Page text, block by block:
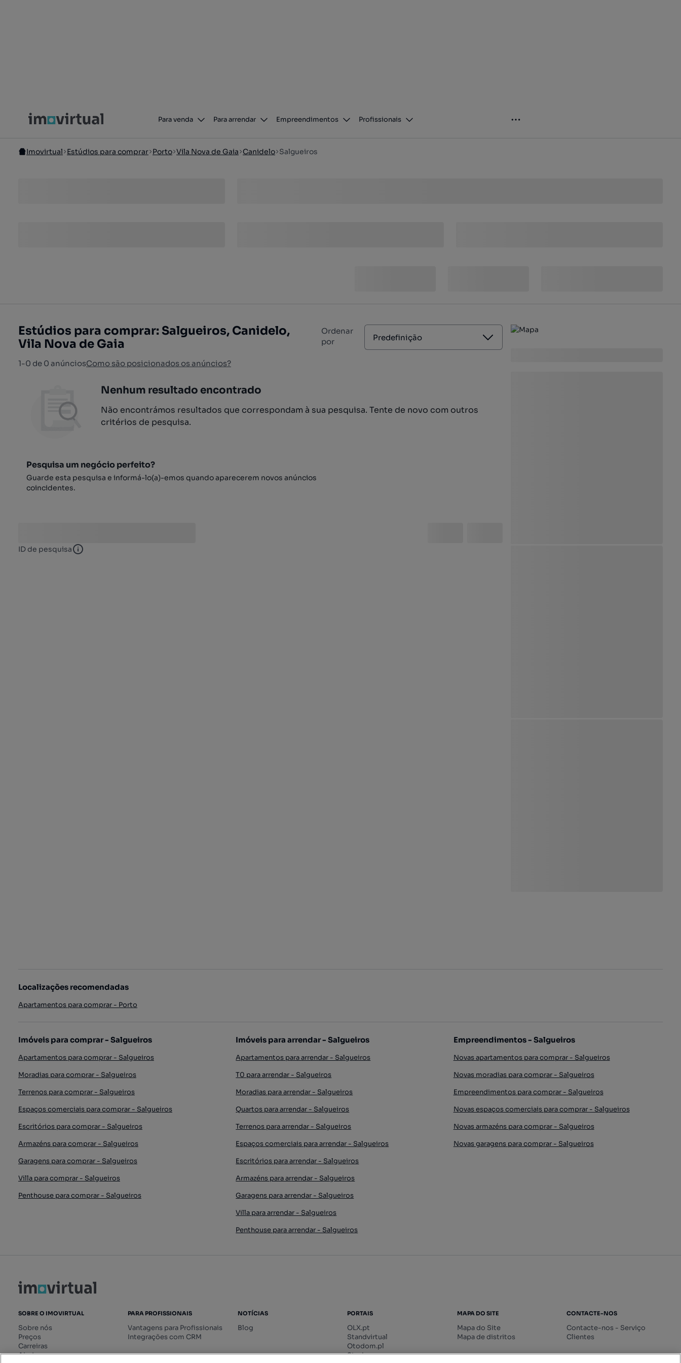
Para venda Para arrendar Empreendimentos Profissionais
Imovirtual Estúdios para comprar Porto Vila Nova de Gaia Canidelo Salgueiros
Estúdios para comprar: Salgueiros, Canidelo,
Vila Nova de Gaia
1-0 de 0 anúnciosComo são posicionados os anúncios?
Ordenar
por
Predefinição
Nenhum resultado encontrado
Não encontrámos resultados que correspondam à sua pesquisa. Tente de novo com outros
critérios de pesquisa.
Pesquisa um negócio perfeito?
Guarde esta pesquisa e informá-lo(a)-emos quando aparecerem novos anúncios
coincidentes.
ID de pesquisa ID de pesquisa
Localizações recomendadas
Apartamentos para comprar - Porto
Imóveis para comprar - Salgueiros
Apartamentos para comprar - Salgueiros
Moradias para comprar - Salgueiros
Terrenos para comprar - Salgueiros
Espaços comerciais para comprar - Salgueiros
Escritórios para comprar - Salgueiros
Armazéns para comprar - Salgueiros
Garagens para comprar - Salgueiros
Villa para comprar - Salgueiros
Penthouse para comprar - Salgueiros
Imóveis para arrendar - Salgueiros
Apartamentos para arrendar - Salgueiros
T0 para arrendar - Salgueiros
Moradias para arrendar - Salgueiros
Quartos para arrendar - Salgueiros
Terrenos para arrendar - Salgueiros
Espaços comerciais para arrendar - Salgueiros
Escritórios para arrendar - Salgueiros
Armazéns para arrendar - Salgueiros
Garagens para arrendar - Salgueiros
Villa para arrendar - Salgueiros
Penthouse para arrendar - Salgueiros
Empreendimentos - Salgueiros
Novas apartamentos para comprar - Salgueiros
Novas moradias para comprar - Salgueiros
Empreendimentos para comprar - Salgueiros
Novas espaços comerciais para comprar - Salgueiros
Novas armazéns para comprar - Salgueiros
Novas garagens para comprar - Salgueiros
SOBRE O IMOVIRTUAL
Sobre nós
Preços
Carreiras
Ajuda
PARA PROFISSIONAIS
Vantagens para Profissionais
Integrações com CRM
NOTÍCIAS
Blog
PORTAIS
OLX.pt
Standvirtual
Otodom.pl
Storia.ro
MAPA DO SITE
Mapa do Site
Mapa de distritos
CONTACTE-NOS
Contacte-nos - Serviço
Clientes